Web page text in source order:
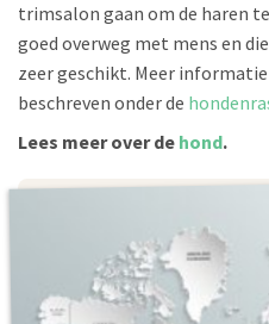
trimsalon gaan om de haren
goed overweg met mens en
zeer geschikt. Meer
beschreven onder de
Lees meer over de hond.